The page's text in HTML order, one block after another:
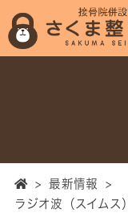
> 最新情報
>
ラジオ波（スイムス